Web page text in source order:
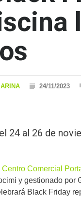
24/11/2023
24 al 26 de
Centro Comercial
y gestionado por
Black Friday